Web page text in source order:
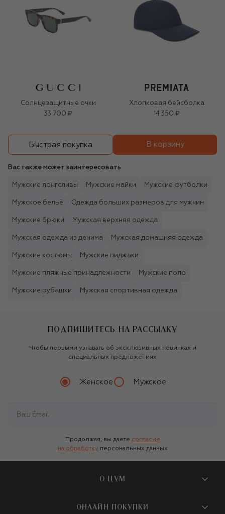
Солнцезащитные очки
33 700 ₽
Хлопковая бейсболка
14 350 ₽
Быстрая покупка В корзину
Вас также может заинтересовать
Мужские лонгсливы Мужские майки Мужские футболки
Мужское бельё Одежда больших размеров для мужчин
Мужские брюки Мужская верхняя одежда
Мужская одежда из денима Мужская домашняя одежда
Мужские костюмы Мужские пиджаки
Мужские пляжные принадлежности Мужские поло
Мужские рубашки Мужская спортивная одежда
ПОДПИШИТЕСЬ НА РАССЫЛКУ
Чтобы первыми узнавать об эксклюзивных новинках и
специальных предложениях
Женское Мужское
Продолжая, вы даете согласие
на обработку персональных данных
О ЦУМ
О магазине
ОНЛАЙН ПОКУПКИ